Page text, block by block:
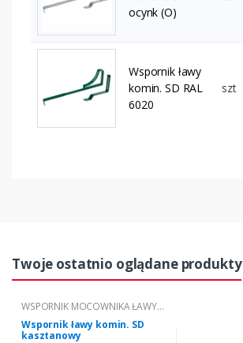
ocynk (O)
Wspornik ławy
komin. SD RAL
6020
szt
Twoje ostatnio oglądane produkty
WSPORNIK MOCOWNIKA ŁAWY
KOMINIARSKIEJ "S" - "KARPIÓWKA"
Wspornik ławy komin. SD
kasztanowy